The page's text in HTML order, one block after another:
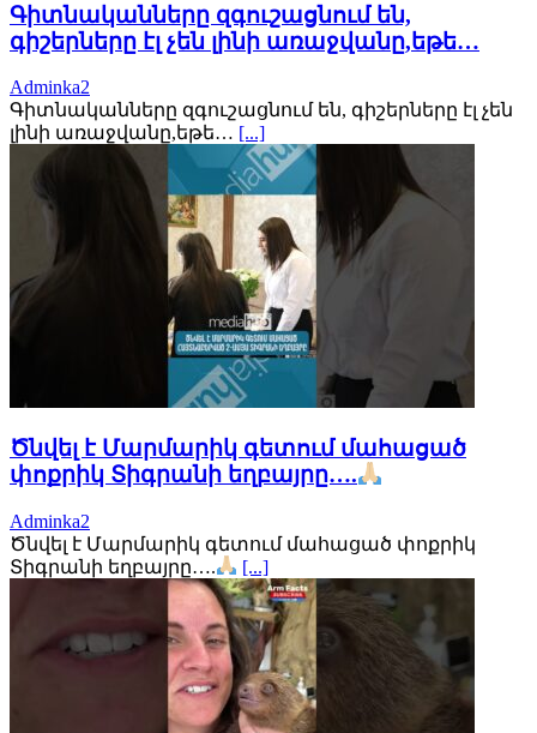
Գիտնականները զգուշացնում են,
գիշերները էլ չեն լինի առաջվանը,եթե…
Adminka2
Գիտնականները զգուշացնում են, գիշերները էլ չեն
լինի առաջվանը,եթե… [...]
Ծնվել է Մարմարիկ գետում մահացած
փոքրիկ Տիգրանի եղբայրը….
Adminka2
Ծնվել է Մարմարիկ գետում մահացած փոքրիկ
Տիգրանի եղբայրը….
[...]